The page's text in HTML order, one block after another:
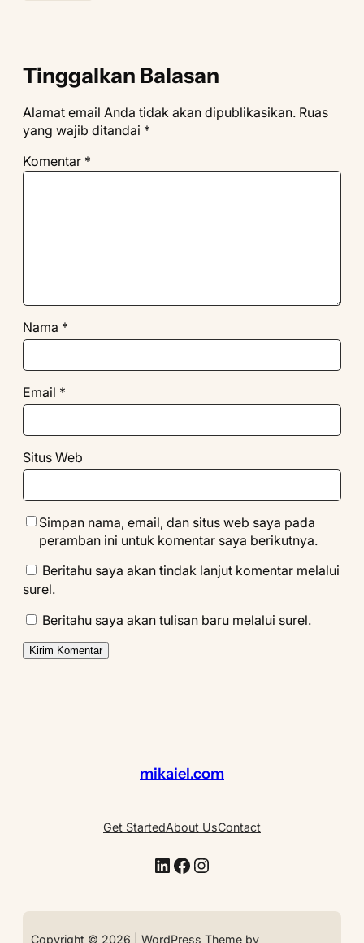
Tinggalkan Balasan
Alamat email Anda tidak akan dipublikasikan. Ruas
yang wajib ditandai *
Komentar *
Nama *
Email *
Situs Web
Simpan nama, email, dan situs web saya pada
peramban ini untuk komentar saya berikutnya.
Beritahu saya akan tindak lanjut komentar melalui
surel.
Beritahu saya akan tulisan baru melalui surel.
mikaiel.com
Get StartedAbout UsContact
LinkedIn Facebook Instagram
Copyright © 2026 | WordPress Theme by